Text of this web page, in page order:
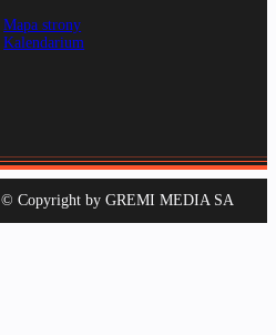
Mapa strony
Kalendarium
© Copyright by GREMI MEDIA SA